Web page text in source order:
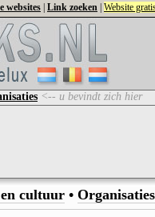
websites Link zoeken Website
<-- u bevindt zich hier
cultuur • Organisaties